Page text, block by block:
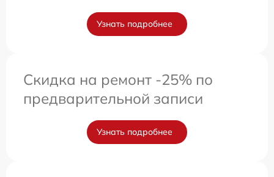
Узнать подробнее
Скидка на ремонт -25% по
предварительной записи
Узнать подробнее